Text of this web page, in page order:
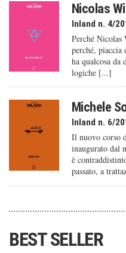
Nicolas
Inland n. 4/
Perché Nicolas
perché,
ha qualcosa da
logiche [...]
Michele
Inland n. 6/
Il nuovo corso
inaugurato dal
è
passato, a
BEST SELLER